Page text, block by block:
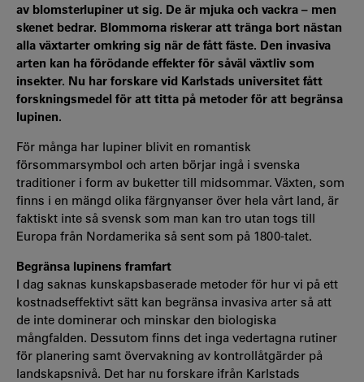
av blomsterlupiner ut sig. De är mjuka och vackra – men
skenet bedrar. Blommorna riskerar att tränga bort nästan
alla växtarter omkring sig när de fått fäste. Den invasiva
arten kan ha förödande effekter för såväl växtliv som
insekter. Nu har forskare vid Karlstads universitet fått
forskningsmedel för att titta på metoder för att begränsa
lupinen.
För många har lupiner blivit en romantisk
försommarsymbol och arten börjar ingå i svenska
traditioner i form av buketter till midsommar. Växten, som
finns i en mängd olika färgnyanser över hela vårt land, är
faktiskt inte så svensk som man kan tro utan togs till
Europa från Nordamerika så sent som på 1800-talet.
Begränsa lupinens framfart
I dag saknas kunskapsbaserade metoder för hur vi på ett
kostnadseffektivt sätt kan begränsa invasiva arter så att
de inte dominerar och minskar den biologiska
mångfalden. Dessutom finns det inga vedertagna rutiner
för planering samt övervakning av kontrollåtgärder på
landskapsnivå. Det har nu forskare ifrån Karlstads